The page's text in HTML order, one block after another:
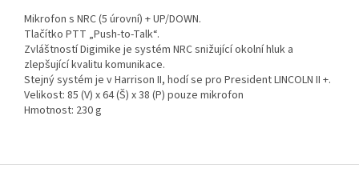
Mikrofon s NRC (5 úrovní) + UP/DOWN.
Tlačítko PTT „Push-to-Talk“.
Zvláštností Digimike je systém NRC snižující okolní hluk a
zlepšující kvalitu komunikace.
Stejný systém je v Harrison II, hodí se pro President LINCOLN II +.
Velikost: 85 (V) x 64 (Š) x 38 (P) pouze mikrofon
Hmotnost: 230 g